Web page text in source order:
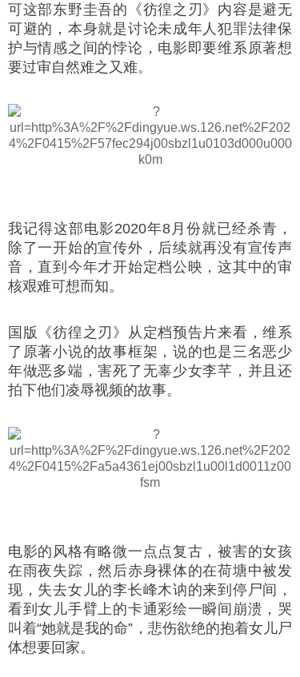
可这部东野圭吾的《彷徨之刃》内容是避无
可避的，本身就是讨论未成年人犯罪法律保
护与情感之间的悖论，电影即要维系原著想
要过审自然难之又难。
我记得这部电影2020年8月份就已经杀青，
除了一开始的宣传外，后续就再没有宣传声
音，直到今年才开始定档公映，这其中的审
核艰难可想而知。
国版《彷徨之刃》从定档预告片来看，维系
了原著小说的故事框架，说的也是三名恶少
年做恶多端，害死了无辜少女李芊，并且还
拍下他们凌辱视频的故事。
电影的风格有略微一点点复古，被害的女孩
在雨夜失踪，然后赤身裸体的在荷塘中被发
现，失去女儿的李长峰木讷的来到停尸间，
看到女儿手臂上的卡通彩绘一瞬间崩溃，哭
叫着“她就是我的命”，悲伤欲绝的抱着女儿尸
体想要回家。